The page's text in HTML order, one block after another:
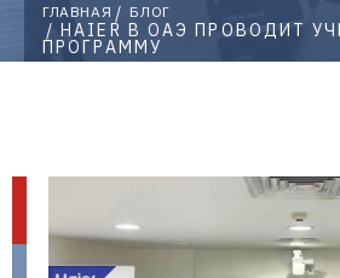
климатического
оборудования
ГЛАВНАЯ БЛОГ
HAIER В ОАЭ ПРОВОДИТ
ПРОГРАММУ